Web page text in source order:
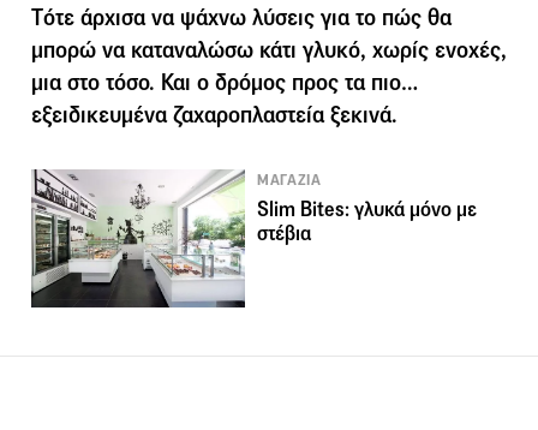
Tότε άρχισα να ψάχνω λύσεις για το πώς θα
μπορώ να καταναλώσω κάτι γλυκό, χωρίς ενοχές,
μια στο τόσο. Και ο δρόμος προς τα πιο…
εξειδικευμένα ζαχαροπλαστεία ξεκινά.
ΜΑΓΑΖΙΑ
Slim Bites: γλυκά μόνο με
στέβια